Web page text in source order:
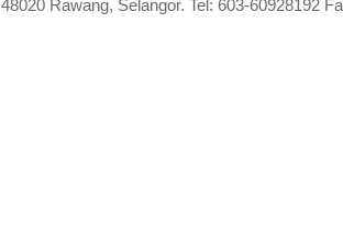
48020 Rawang, Selangor. Tel: 603-60928192